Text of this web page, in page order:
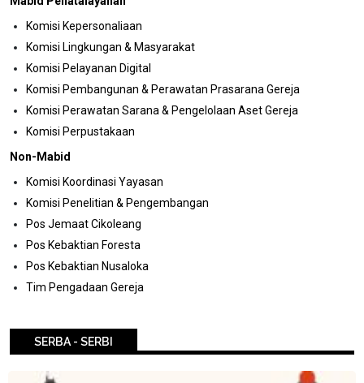
Komisi Kepersonaliaan
Komisi Lingkungan & Masyarakat
Komisi Pelayanan Digital
Komisi Pembangunan & Perawatan Prasarana Gereja
Komisi Perawatan Sarana & Pengelolaan Aset Gereja
Komisi Perpustakaan
Non-Mabid
Komisi Koordinasi Yayasan
Komisi Penelitian & Pengembangan
Pos Jemaat Cikoleang
Pos Kebaktian Foresta
Pos Kebaktian Nusaloka
Tim Pengadaan Gereja
SERBA - SERBI